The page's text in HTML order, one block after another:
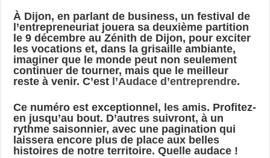
À Dijon, en parlant de business, un festival de
l’entrepreneuriat jouera sa deuxième partition
le 9 décembre au Zénith de Dijon, pour exciter
les vocations et, dans la grisaille ambiante,
imaginer que le monde peut non seulement
continuer de tourner, mais que le meilleur
reste à venir. C’est l’Audace d’entreprendre.
Ce numéro est exceptionnel, les amis. Profitez-
en jusqu’au bout. D’autres suivront, à un
rythme saisonnier, avec une pagination qui
laissera encore plus de place aux belles
histoires de notre territoire. Quelle audace !